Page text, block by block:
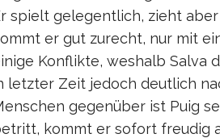
spielt gelegentlich, zieht
er gut zurecht, nur mit
Konflikte, weshalb Salva
letzter Zeit jedoch deutlich
gegenüber ist Puig
kommt er sofort freudig